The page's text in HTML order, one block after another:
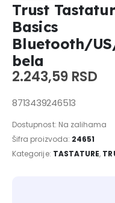
Trust
Basics
Bluetooth/
bela
2.243,59 RSD
8713439246513
Dostupnost: Na zalihama
Šifra proizvoda: 24651
Kategorije: TASTATURE,